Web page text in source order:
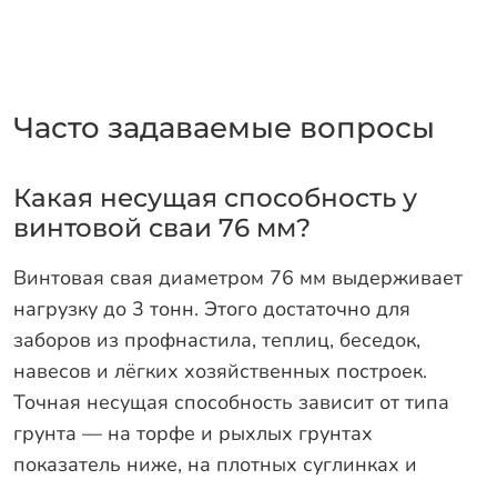
Часто задаваемые вопросы
Какая несущая способность у
винтовой сваи 76 мм?
Винтовая свая диаметром 76 мм выдерживает
нагрузку до 3 тонн. Этого достаточно для
заборов из профнастила, теплиц, беседок,
навесов и лёгких хозяйственных построек.
Точная несущая способность зависит от типа
грунта — на торфе и рыхлых грунтах
показатель ниже, на плотных суглинках и